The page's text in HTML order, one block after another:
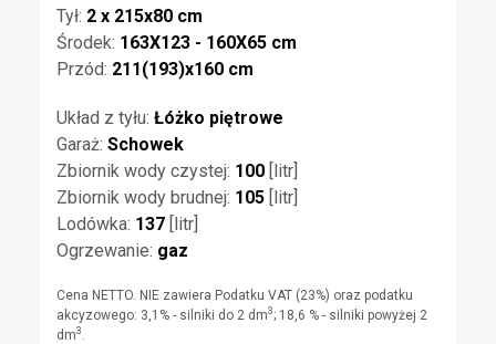
Tył: 2 x 215x80 cm
Środek: 163X123 - 160X65 cm
Przód: 211(193)x160 cm
Układ z tyłu: Łóżko piętrowe
Garaż: Schowek
Zbiornik wody czystej: 100[litr]
Zbiornik wody brudnej: 105[litr]
Lodówka: 137[litr]
Ogrzewanie: gaz
Cena NETTO. NIE zawiera Podatku VAT (23%) oraz podatku
akcyzowego: 3,1% - silniki do 2 dm3 ; 18,6 % - silniki powyżej 2
dm3